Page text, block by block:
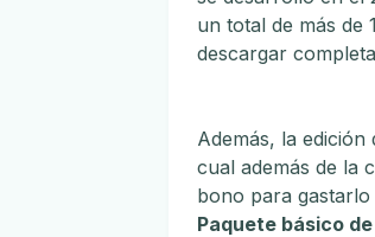
un total de más de
descargar
Además, la edición
cual además de la
bono para
Paquete básico